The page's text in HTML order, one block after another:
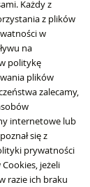
Każdy z
z plików
w
na
politykę
plików
zalecamy,
internetowe lub
się z
prywatności
jeżeli
razie ich braku